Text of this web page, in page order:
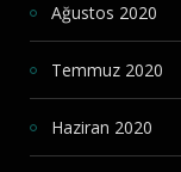
Ağustos 2020
Temmuz 2020
Haziran 2020